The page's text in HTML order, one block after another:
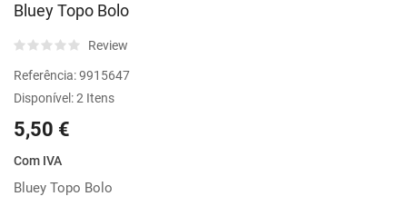
Bluey Topo Bolo
Review
Referência:9915647
Disponível:2 Itens
5,50 €
Com IVA
Bluey Topo Bolo